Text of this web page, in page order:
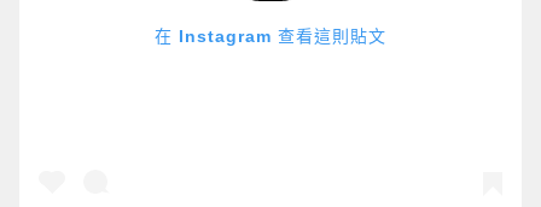
在 Instagram 查看這則貼文